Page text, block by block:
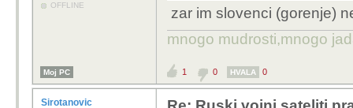
OFFLINE
zar im slovenci (gorenje)
mnogo mudrosti,mnogo
Moj PC 1 0 HVALA 0
Sirotanovic